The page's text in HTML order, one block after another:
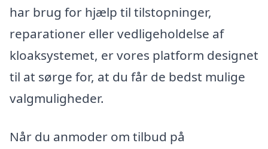
har brug for hjælp til tilstopninger,
reparationer eller vedligeholdelse af
kloaksystemet, er vores platform designet
til at sørge for, at du får de bedst mulige
valgmuligheder.
Når du anmoder om tilbud på